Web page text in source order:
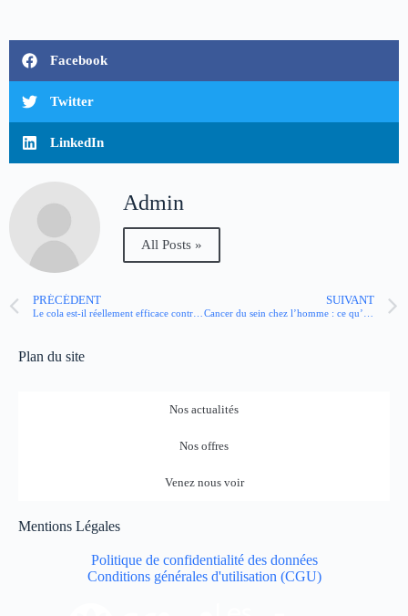
Facebook
Twitter
LinkedIn
Admin
All Posts »
PRÉCÉDENT SUIVANT
Plan du site
Nos actualités
Nos offres
Venez nous voir
Mentions Légales
Politique de confidentialité des données
Conditions générales d'utilisation (CGU)